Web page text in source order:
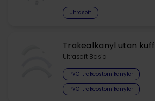
Ultrasoft
Trakealkanyl utan kuff
Ultrasoft Basic
PVC-trakeostomikanyler
PVC-trakeostomikanyler